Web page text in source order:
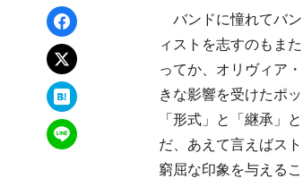
Facebookでシェア
xでポスト
はてなブックマーク
LINEで送る
バンドに憧れてバ
ィストを志すのもま
ってか、オリヴィア
きな影響を受けたポ
「形式」と「継承」
だ、あえて言えばス
窮屈な印象を与える